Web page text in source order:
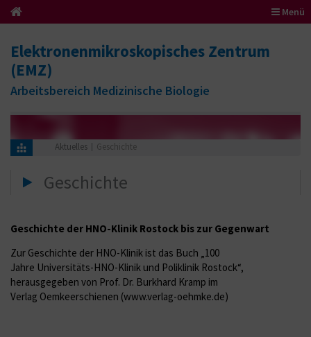
Menü
Elektronenmikroskopisches Zentrum
(EMZ)
Arbeitsbereich Medizinische Biologie
Aktuelles Geschichte
Geschichte
Geschichte der HNO-Klinik Rostock bis zur Gegenwart
Zur Geschichte der HNO-Klinik ist das Buch „100
Jahre Universitäts-HNO-Klinik und Poliklinik Rostock“,
herausgegeben von Prof. Dr. Burkhard Kramp im
Verlag Oemkeerschienen (www.verlag-oehmke.de)